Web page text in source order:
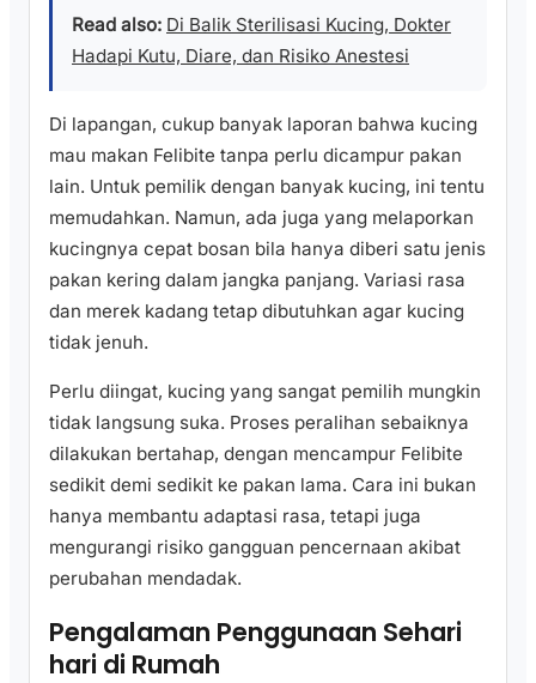
Read also: Di Balik Sterilisasi Kucing, Dokter
Hadapi Kutu, Diare, dan Risiko Anestesi
Di lapangan, cukup banyak laporan bahwa kucing
mau makan Felibite tanpa perlu dicampur pakan
lain. Untuk pemilik dengan banyak kucing, ini tentu
memudahkan. Namun, ada juga yang melaporkan
kucingnya cepat bosan bila hanya diberi satu jenis
pakan kering dalam jangka panjang. Variasi rasa
dan merek kadang tetap dibutuhkan agar kucing
tidak jenuh.
Perlu diingat, kucing yang sangat pemilih mungkin
tidak langsung suka. Proses peralihan sebaiknya
dilakukan bertahap, dengan mencampur Felibite
sedikit demi sedikit ke pakan lama. Cara ini bukan
hanya membantu adaptasi rasa, tetapi juga
mengurangi risiko gangguan pencernaan akibat
perubahan mendadak.
Pengalaman Penggunaan Sehari
hari di Rumah